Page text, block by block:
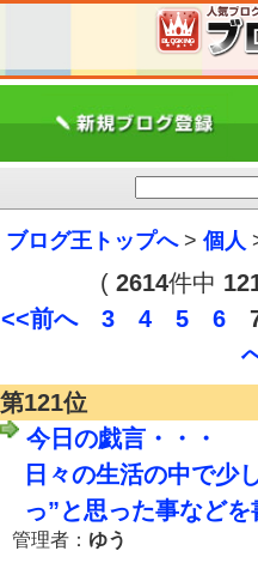
ブログ王トップへ> 個人
( 2614件中
<<前へ
3 4 5 6
第121位
今日の戯言・・・
日々の生活の中で少
っ”と思った事などを
管理者： ゆう